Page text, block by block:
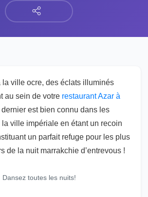
la ville ocre, des éclats illuminés
au sein de votre restaurant Azar à
dernier est bien connu dans les
ville impériale en étant un recoin
un parfait refuge pour les plus
de la nuit marrakchie d’entrevous !
Dansez toutes les nuits!